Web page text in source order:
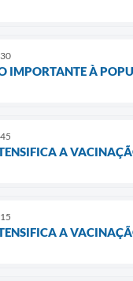
IMPORTANTE À
A
A